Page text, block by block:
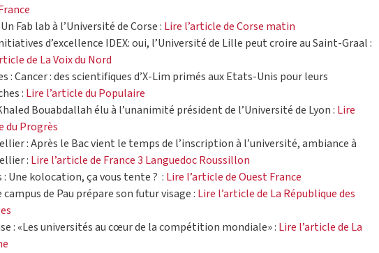
Fab lab à l’Université de Corse : Lire l’article de Corse matin
d’excellence IDEX: oui, l’Université de Lille peut croire au Saint-Graal :
de La Voix du Nord
: Cancer : des scientifiques d’X-Lim primés aux Etats-Unis pour leurs
: Lire l’article du Populaire
Bouabdallah élu à l’unanimité président de l’Université de Lyon : Lire
du Progrès
: Après le Bac vient le temps de l’inscription à l’université, ambiance à
: Lire l’article de France 3 Languedoc Roussillon
: Une kolocation, ça vous tente ? : Lire l’article de Ouest France
campus de Pau prépare son futur visage : Lire l’article de La République des
: «Les universités au cœur de la compétition mondiale» : Lire l’article de La